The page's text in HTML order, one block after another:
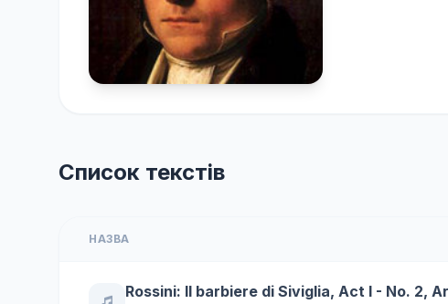
Список текстів
НАЗВА
Rossini: Il barbiere di Siviglia, Act I - No. 2,